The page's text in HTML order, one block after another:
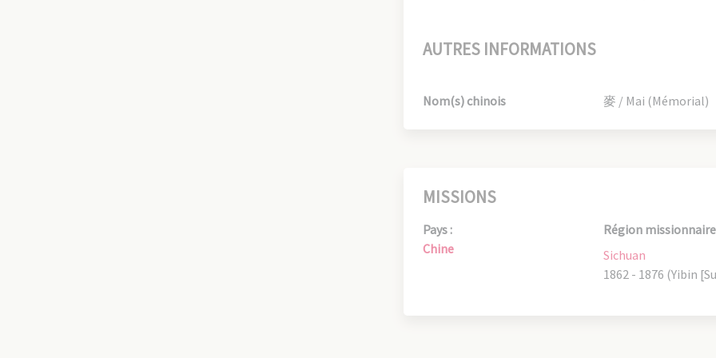
AUTRES INFORMATIONS
Nom(s) chinois 麥 / Mai (Mémorial)
MISSIONS
Pays :
Chine
Région
Sichuan
1862 - 1876 (Yibin